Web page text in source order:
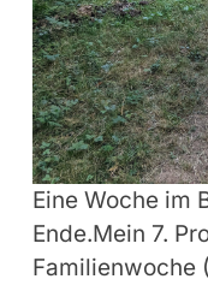
Eine Woche im
Ende.Mein 7.
Familienwoche